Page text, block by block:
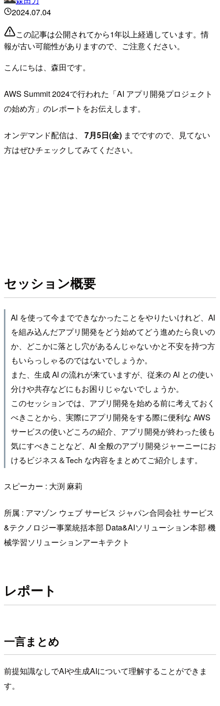
2024.07.04
この記事は公開されてから1年以上経過しています。情
報が古い可能性がありますので、ご注意ください。
こんにちは、森田です。
AWS Summit 2024で行われた「AI アプリ開発プロジェクト
の始め方」のレポートをお伝えします。
オンデマンド配信は、 7月5日(金) までですので、見てない
方はぜひチェックしてみてください。
セッション概要
AI を使って今までできなかったことをやりたいけれど、AI
を組み込んだアプリ開発をどう始めてどう進めたら良いの
か、どこかに落とし穴があるんじゃないかと不安を持つ方
もいらっしゃるのではないでしょうか。
また、生成 AI の流れが来ていますが、従来の AI との使い
分けや共存などにもお困りじゃないでしょうか。
このセッションでは、アプリ開発を始める前に考えておく
べきことから、実際にアプリ開発をする際に便利な AWS
サービスの使いどころの紹介、アプリ開発が終わった後も
気にすべきことなど、AI 全般のアプリ開発ジャーニーにお
けるビジネス＆Tech な内容をまとめてご紹介します。
スピーカー : 大渕 麻莉
所属 : アマゾン ウェブ サービス ジャパン合同会社 サービス
&テクノロジー事業統括本部 Data&AIソリューション本部 機
械学習ソリューションアーキテクト
レポート
一言まとめ
前提知識なしでAIや生成AIについて理解することができま
す。